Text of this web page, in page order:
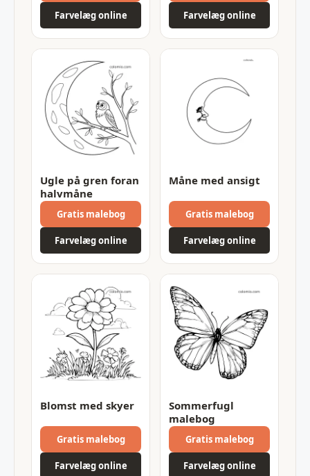
Farvelæg online Farvelæg online
Ugle på gren foran
halvmåne
Gratis malebog
Farvelæg online
Måne med ansigt
Gratis malebog
Farvelæg online
Blomst med skyer
Gratis malebog
Farvelæg online
Sommerfugl
malebog
Gratis malebog
Farvelæg online